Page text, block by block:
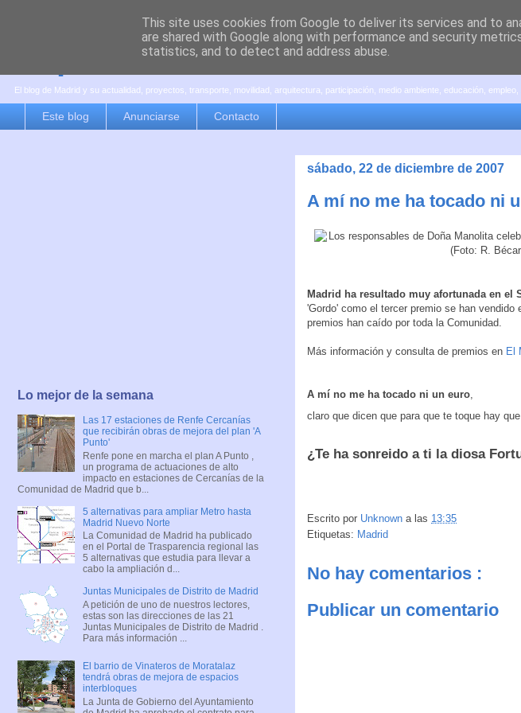
es por madrid
El blog de Madrid y su actualidad, proyectos, transporte, movilidad, arquitectura, participación, medio ambiente, educación, empleo,
Este blog Anunciarse Contacto
sábado, 22 de diciembre de 2007
A mí no me ha tocado ni
Madrid ha resultado muy afortunada en el
'Gordo' como el tercer premio se han
premios han caído por toda la Comunidad.
Más información y consulta de premios en El
A mí no me ha tocado ni un euro
claro que dicen que para que te toque hay
¿Te ha sonreido a ti la diosa
Escrito por Unknown a las 13:35
Etiquetas: Madrid
No hay comentarios :
Publicar un comentario
Lo mejor de la semana
Las 17 estaciones de Renfe Cercanías
que recibirán obras de mejora del plan 'A
Punto'
Renfe pone en marcha el plan A Punto ,
un programa de actuaciones de alto
impacto en estaciones de Cercanías de la
Comunidad de Madrid que b...
5 alternativas para ampliar Metro hasta
Madrid Nuevo Norte
La Comunidad de Madrid ha publicado
en el Portal de Trasparencia regional las
5 alternativas que estudia para llevar a
cabo la ampliación d...
Juntas Municipales de Distrito de Madrid
A petición de uno de nuestros lectores,
estas son las direcciones de las 21
Juntas Municipales de Distrito de Madrid .
Para más información ...
El barrio de Vinateros de Moratalaz
tendrá obras de mejora de espacios
interbloques
La Junta de Gobierno del Ayuntamiento
This site uses cookies from Google to deliver its services and to
are shared with Google along with performance and security
statistics, and to detect and address abuse.